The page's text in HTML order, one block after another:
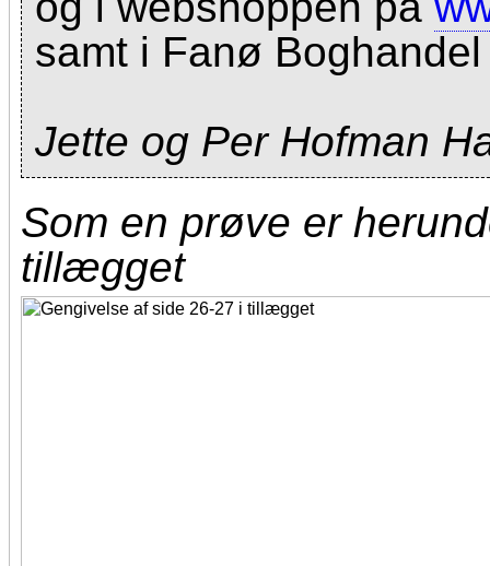
samt i Fanø
Jette og Per Hofman
Som en prøve er
tillægget